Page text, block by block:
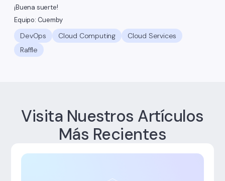
¡Buena suerte!
Equipo: Cuemby
DevOps Cloud Computing
Cloud Services
Raffle
Visita Nuestros Artículos
Más Recientes